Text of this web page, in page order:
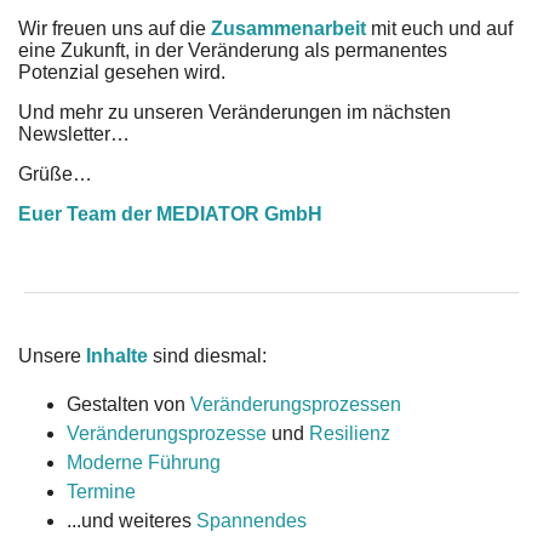
Wir freuen uns auf die Zusammenarbeit mit euch und auf
eine Zukunft, in der Veränderung als permanentes
Potenzial gesehen wird.
Und mehr zu unseren Veränderungen im nächsten
Newsletter…
Grüße…
Euer Team der MEDIATOR GmbH
Unsere Inhalte sind diesmal:
Gestalten von Veränderungsprozessen
Veränderungsprozesse und Resilienz
Moderne Führung
Termine
...und weiteres Spannendes